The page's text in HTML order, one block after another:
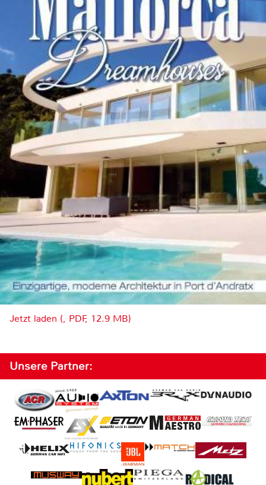
Jetzt laden (, PDF, 12.9 MB)
Unsere Partner: